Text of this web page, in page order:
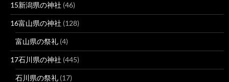
15新潟県の神社 (46)
16富山県の神社 (128)
富山県の祭礼 (4)
17石川県の神社 (445)
石川県の祭礼 (17)